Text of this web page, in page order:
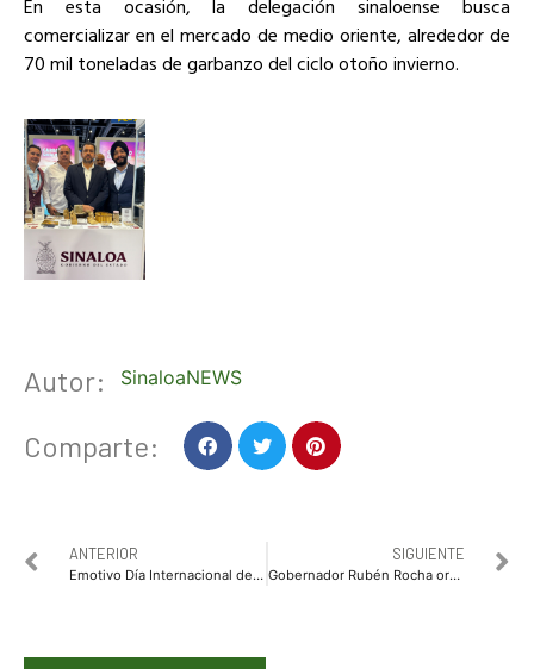
En esta ocasión, la delegación sinaloense busca
comercializar en el mercado de medio oriente, alrededor de
70 mil toneladas de garbanzo del ciclo otoño invierno.
Autor: SinaloaNEWS
Comparte:
ANTERIOR
Emotivo Día Internacional de la Educación reúne a comunidad escolar en la Primaria Gregorio Torres Quintero.
SIGUIENTE
Gobernador Rubén Rocha ordena operativo tras agresión a diputados en Sinaloa